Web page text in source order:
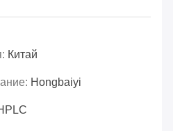
Китай
Hongbaiyi